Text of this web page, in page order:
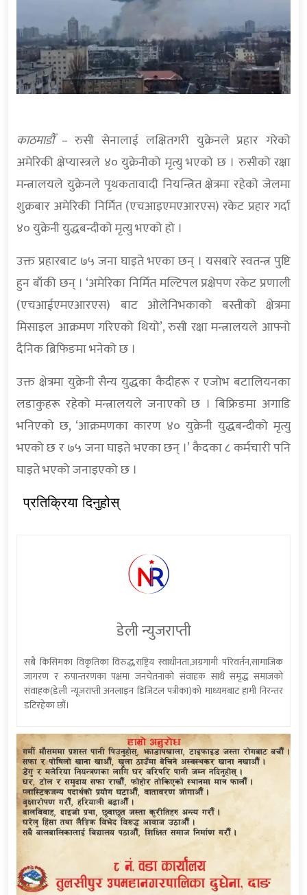
काठमाडौँ– रुसी सेनालाई लक्षितगरी युक्रेनले प्रहार गरेको
अमेरिकी क्षेप्यास्त्रले ४० युक्रेनीको मृत्यु भएको छ । रुसीको रक्षा
मन्त्रालयले युक्रेनले पृथकतावादी नियन्त्रित क्षेत्रमा रहेको जेलमा
शुक्रबार अमेरिकी निर्मित (एचआइएमएआरएस) रकेट प्रहार गर्दा
४० युक्रेनी युद्धबन्दीको मृत्यु भएको हो ।
उक्त प्रहारबाट ७५ जना घाइते भएका छन् । यसबारे स्वतन्त्र पुष्टि
हुन बाँकी छन् । ‘अमेरिका निर्मित मल्टिपल प्रक्षेपण रकेट प्रणाली
(एचआईएमएआरएस) बाट ओलेनिभकाको बस्तीको क्षेत्रमा
मिसाइल आक्रमण गरिएको थियो’, रुसी रक्षा मन्त्रालयले आफ्नो
दैनिक ब्रिफिङमा भनेको छ ।
उक्त क्षेत्रमा युक्रेनी सैन्य युद्धका कैदीहरू र एजोभ बटालियनका
लडाकुहरू रहेको मन्त्रालयले जनाएको छ । बिफ्रिङमा अगाडि
भनिएको छ, ‘आक्रमणका कारण ४० युक्रेनी युद्धबन्दीको मृत्यु
भएको छ र ७५ जना घाइते भएका छन् ।’ कैदका ८ कर्मचारी पनि
घाइते भएको जनाइएको छ ।
प्रतिक्रिया दिनुहोस्
डेली न्युजराप्ती
सबै किसिमका विकृतिका विरुद्ध,राष्ट्रिय स्वाधीनता,अग्रगामी परिवर्तन,सामाजिक
जागरण र रुपान्तरणका पक्षमा जनचेतनाको संवाहक साथै समृद्ध समाजको
संवाहक(डेली न्यूजराप्ती अनलाइन डिजिटल पत्रीका)को माध्यमबाट हामी निरन्तर
डटिरहेका छौं।